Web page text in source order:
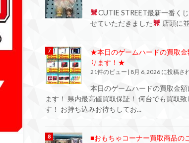
CUTIE STREET最新一番く
せていただきました
店頭に
★本日のゲームハードの買取金
ります！★
21件のビュー | 8月 6, 2026 に投稿さ
本日のゲームハードの買取金額
ます！ 県内最高値買取保証！ 何台でも買取致
す！ お持ち込みお待ちしてお...
■おもちゃコーナー買取商品の